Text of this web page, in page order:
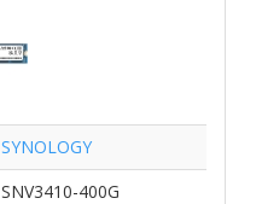
SYNOLOGY
SNV3410-400G